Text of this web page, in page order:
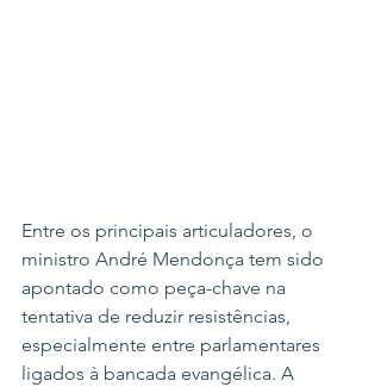
Entre os principais articuladores, o
ministro André Mendonça tem sido
apontado como peça-chave na
tentativa de reduzir resistências,
especialmente entre parlamentares
ligados à bancada evangélica. A